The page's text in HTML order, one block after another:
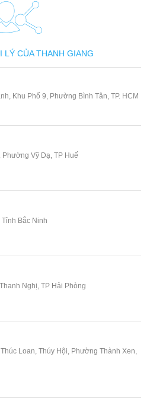
LÝ CỦA THANH GIANG
Khu Phố 9, Phường Bình Tân, TP. HCM
Vỹ Dạ, TP Huế
Bắc Ninh
Nghị, TP Hải Phòng
Loan, Thúy Hội, Phường Thành Xen,